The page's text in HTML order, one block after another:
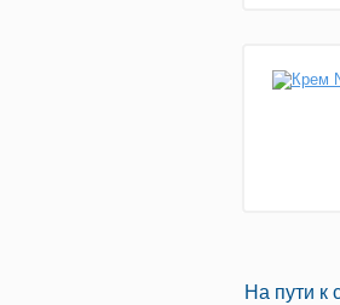
На пути к